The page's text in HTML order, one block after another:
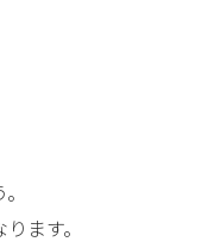
ます。